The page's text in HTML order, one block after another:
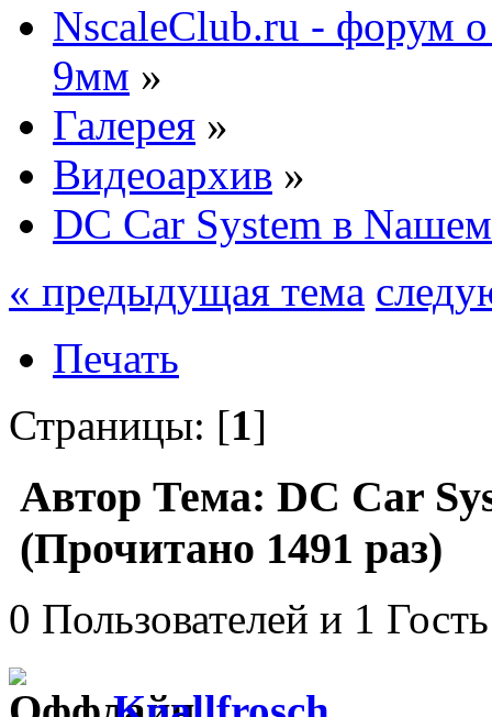
NscaleClub.ru - форум
9мм »
Галерея »
Видеоархив »
DC Car System в
« предыдущая тема
Печать
Страницы: [1]
Автор Тема: DC Car
(Прочитано 1491 раз)
0 Пользователей и 1